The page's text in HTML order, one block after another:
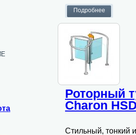
Роторный
Charon
Стильный, тонкий